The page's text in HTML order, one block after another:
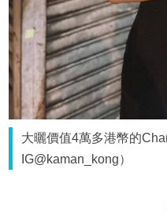
大曬價值4萬多港幣的
IG@kaman_kong）